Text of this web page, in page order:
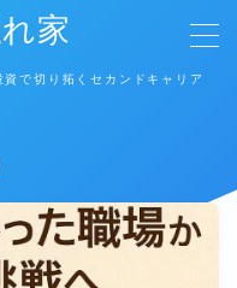
家
で切り拓くセカンドキャリア